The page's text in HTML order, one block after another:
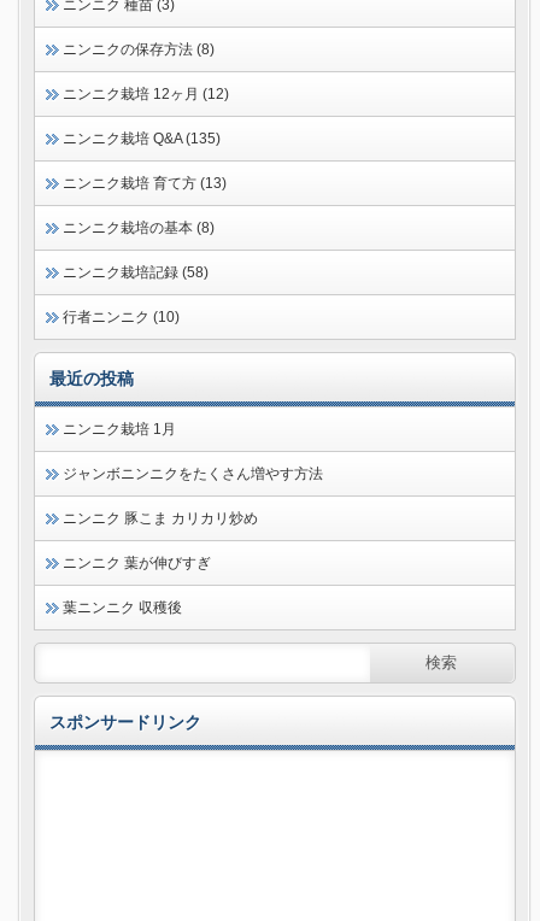
ニンニク 種苗 (3)
ニンニクの保存方法 (8)
ニンニク栽培 12ヶ月 (12)
ニンニク栽培 Q&A (135)
ニンニク栽培 育て方 (13)
ニンニク栽培の基本 (8)
ニンニク栽培記録 (58)
行者ニンニク (10)
最近の投稿
ニンニク栽培 1月
ジャンボニンニクをたくさん増やす方法
ニンニク 豚こま カリカリ炒め
ニンニク 葉が伸びすぎ
葉ニンニク 収穫後
スポンサードリンク